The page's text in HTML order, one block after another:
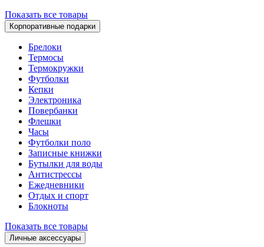
Показать все товары
Корпоративные подарки
Брелоки
Термосы
Термокружки
Футболки
Кепки
Электроника
Повербанки
Флешки
Часы
Футболки поло
Записные книжки
Бутылки для воды
Антистрессы
Ежедневники
Отдых и спорт
Блокноты
Показать все товары
Личные аксессуары